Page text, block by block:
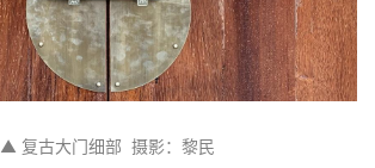
▲ 复古大门细部  摄影：黎民